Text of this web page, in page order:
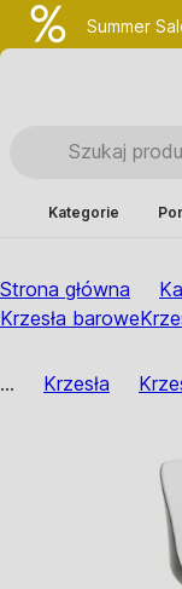
Summer
Kategorie
Strona główna
Krzesła barowe
... Krzesła